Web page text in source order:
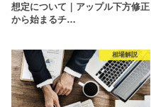
想定について｜アップル下方修正
から始まるチ…
相場解説